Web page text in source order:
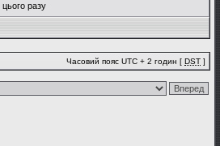
разу
Часовий пояс UTC + 2 годин [ DST ]